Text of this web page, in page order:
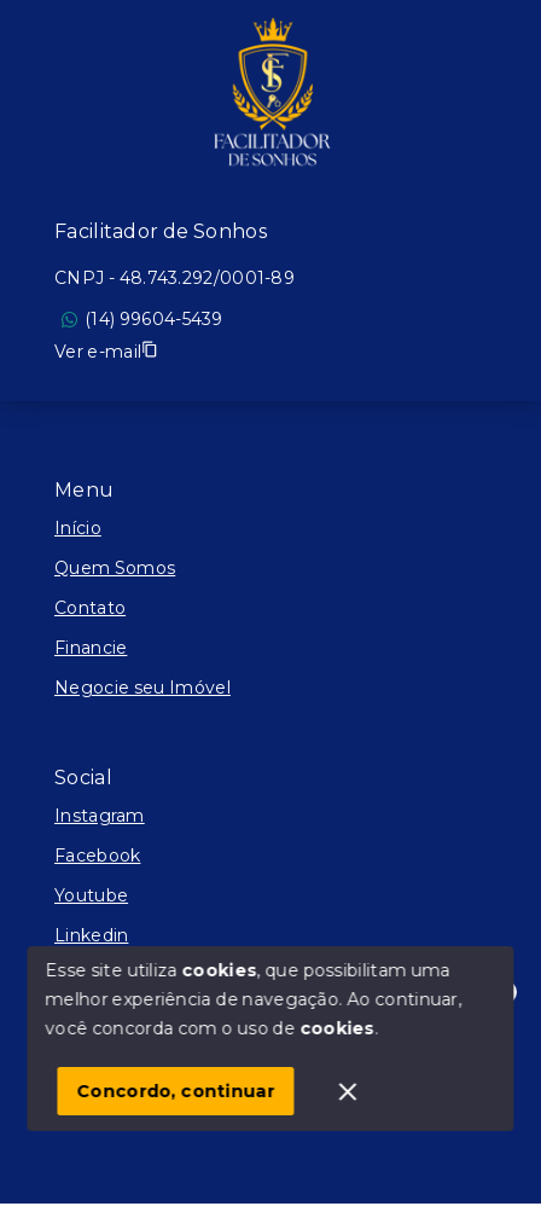
Olá! Estamos disponíveis para te ajudar.
Menu
Início
Quem Somos
Contato
Financie
Negocie seu Imóvel
Social
Instagram
Facebook
Youtube
Linkedin
© Copyright 2026 - Facilitador de Sonhos - Todos os
SITE PARA IMOBILIARIA
Facilitador de Sonhos
CNPJ - 48.743.292/0001-89
(14) 99604-5439
Ver e-mail
Esse site utiliza cookies, que possibilitam uma
melhor experiência de navegação.Ao continuar,
você concorda com o uso de cookies.
Concordo, continuar